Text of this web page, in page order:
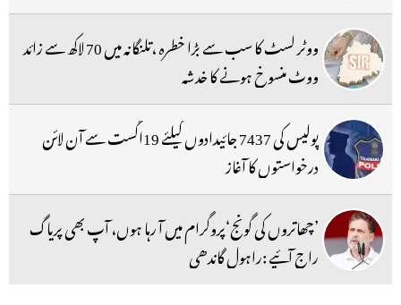
ووٹر لسٹ کا سب سے بڑا خطرہ ،تلنگانہ میں 70 لاکھ سے زائد
ووٹ منسوخ ہونے کا خدشہ
پولیس کی 7437 جائیدادوں کیلئے 19اگست سے آن لائن
درخواستوں کا آغاز
’چھاتروں کی گونج‘پروگرام میں آ رہا ہوں، آپ بھی پریاگ
راج آئیے :راہول گاندھی